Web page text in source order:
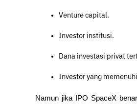
Venture capital.
Investor institusi.
Dana investasi privat
Investor yang
Namun jika IPO SpaceX